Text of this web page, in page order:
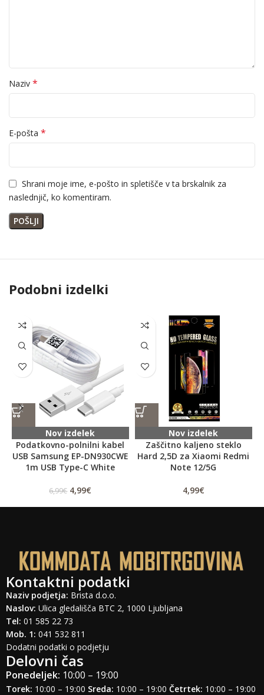
Naziv *
E-pošta *
Shrani moje ime, e-pošto in spletišče v ta brskalnik za
naslednjič, ko komentiram.
Podobni izdelki
Nov izdelek
Podatkovno-polnilni kabel
USB Samsung EP-DN930CWE
1m USB Type-C White
6,99€ 4,99€
Nov izdelek
Zaščitno kaljeno steklo
Hard 2,5D za Xiaomi Redmi
Note 12/5G
4,99€
Kontaktni podatki
Naziv podjetja: Brista d.o.o.
Naslov: Ulica gledališča BTC 2, 1000 Ljubljana
Tel: 01 585 22 73
Mob. 1: 041 532 811
Dodatni podatki o podjetju
Delovni čas
Ponedeljek: 10:00 – 19:00
Torek: 10:00 – 19:00 Sreda: 10:00 – 19:00 Četrtek: 10:00 – 19:00